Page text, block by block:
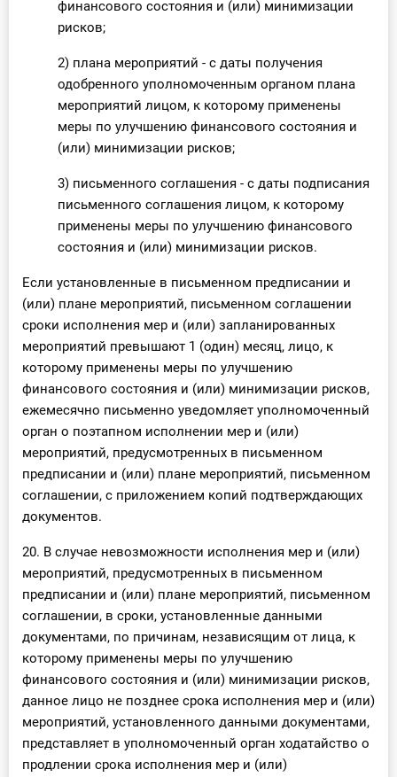
финансового состояния и (или) минимизации
рисков;
2) плана мероприятий - с даты получения
одобренного уполномоченным органом плана
мероприятий лицом, к которому применены
меры по улучшению финансового состояния и
(или) минимизации рисков;
3) письменного соглашения - с даты подписания
письменного соглашения лицом, к которому
применены меры по улучшению финансового
состояния и (или) минимизации рисков.
Если установленные в письменном предписании и
(или) плане мероприятий, письменном соглашении
сроки исполнения мер и (или) запланированных
мероприятий превышают 1 (один) месяц, лицо, к
которому применены меры по улучшению
финансового состояния и (или) минимизации рисков,
ежемесячно письменно уведомляет уполномоченный
орган о поэтапном исполнении мер и (или)
мероприятий, предусмотренных в письменном
предписании и (или) плане мероприятий, письменном
соглашении, с приложением копий подтверждающих
документов.
20. В случае невозможности исполнения мер и (или)
мероприятий, предусмотренных в письменном
предписании и (или) плане мероприятий, письменном
соглашении, в сроки, установленные данными
документами, по причинам, независящим от лица, к
которому применены меры по улучшению
финансового состояния и (или) минимизации рисков,
данное лицо не позднее срока исполнения мер и (или)
мероприятий, установленного данными документами,
представляет в уполномоченный орган ходатайство о
продлении срока исполнения мер и (или)